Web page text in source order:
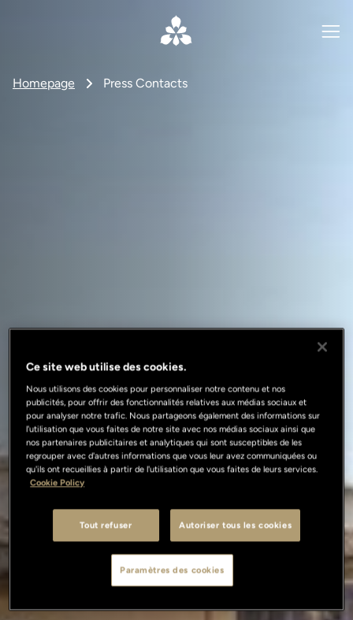
Homepage Press Contacts
Ce site web utilise des cookies.
Nous utilisons des cookies pour personnaliser notre contenu et nos
publicités, pour offrir des fonctionnalités relatives aux médias sociaux et
pour analyser notre trafic. Nous partageons également des informations sur
l'utilisation que vous faites de notre site avec nos médias sociaux ainsi que
nos partenaires publicitaires et analytiques qui sont susceptibles de les
regrouper avec d'autres informations que vous leur avez communiquées ou
qu'ils ont recueillies à partir de l'utilisation que vous faites de leurs services.
Cookie Policy
Tout refuser Autoriser tous les cookies
Paramètres des cookies